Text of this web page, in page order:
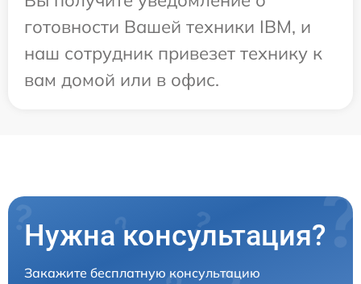
готовности Вашей техники IBM, и
наш сотрудник привезет технику к
вам домой или в офис.
Нужна консультация?
Закажите бесплатную консультацию